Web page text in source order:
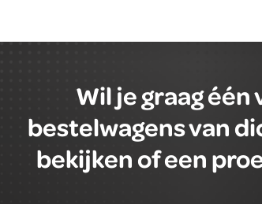
Wil je graag één
bestelwagens van
bekijken of een